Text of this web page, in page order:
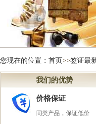
您现在的位置： 首页>>签证最
我们的优势
价格保证
同类产品，保证低价